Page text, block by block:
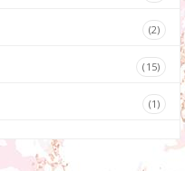
(2)
(15)
(1)